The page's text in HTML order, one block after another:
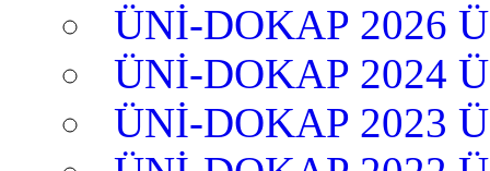
ÜNİ-DOKAP 2026
ÜNİ-DOKAP 2024
ÜNİ-DOKAP 2023